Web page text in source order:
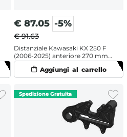
€ 87.05 -5%
€ 91.63
Distanziale Kawasaki KX 250 F
(2006-2025) anteriore 270 mm -
Moto Master